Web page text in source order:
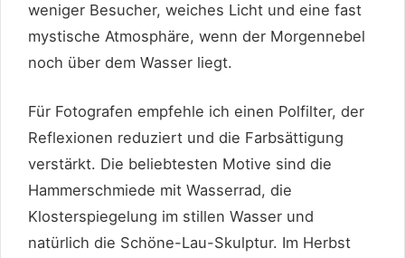
weniger Besucher, weiches Licht und eine fast
mystische Atmosphäre, wenn der Morgennebel
noch über dem Wasser liegt.
Für Fotografen empfehle ich einen Polfilter, der
Reflexionen reduziert und die Farbsättigung
verstärkt. Die beliebtesten Motive sind die
Hammerschmiede mit Wasserrad, die
Klosterspiegelung im stillen Wasser und
natürlich die Schöne-Lau-Skulptur. Im Herbst